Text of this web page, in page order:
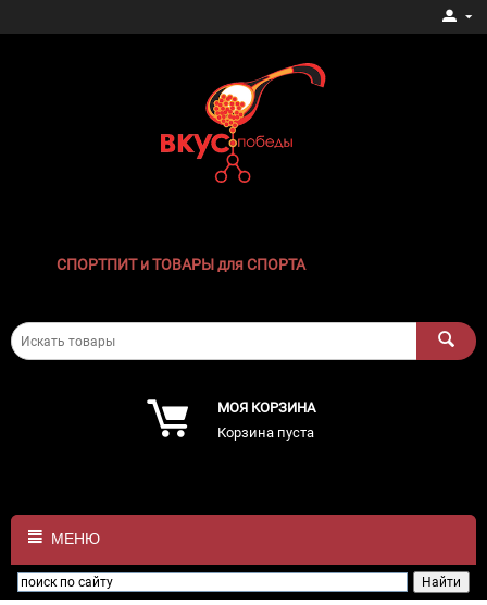
СПОРТПИТ и ТОВАРЫ для СПОРТА
МОЯ КОРЗИНА
Корзина пуста
МЕНЮ